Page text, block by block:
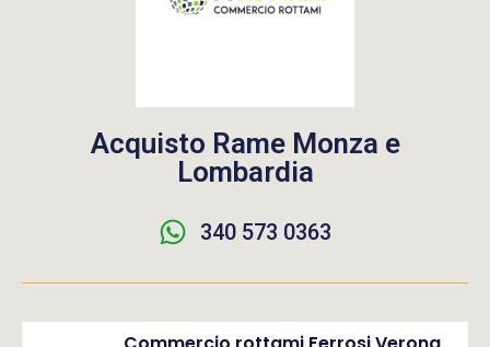
Acquisto Rame Monza e
Lombardia
340 573 0363